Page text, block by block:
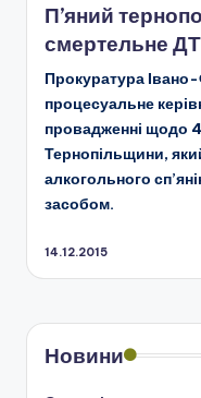
П’яний
смертельне
Прокуратура Івано-
процесуальне
провадженні щодо
Тернопільщини,
алкогольного
засобом.
14.12.2015
Новини